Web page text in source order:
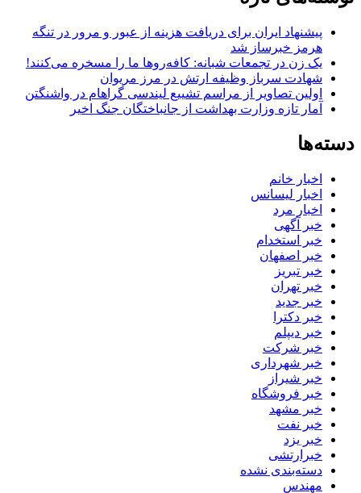
پیشنهاد ایران برای دریافت هزینه از عبور و مرور در تنگه
هرمز خبرساز شد
یک زن در تجمعات شبانه: کافه‌روها ما را مسخره می‌کنند!
شهادت سرباز وظیفه ارتش در مرز مریوان
اولین تصاویر از مراسم تشییع لیندسی گراهام در واشنگتن
آمار تازه وزارت بهداشت از جانباختگان جنگ اخیر
دسته‌ها
اخبار خانم
اخبار لیسانس
اخبار مرد
خبر آگهی
خبر استخدام
خبر اصفهان
خبر تبریز
خبر تهران
خبر جدید
خبر دکترا
خبر دیپلم
خبر شرکت
خبر شهرداری
خبر شیراز
خبر فروشگاه
خبر مشهد
خبر نفت
خبر یزد
خبرارتشی
دسته‌بندی نشده
مهندس